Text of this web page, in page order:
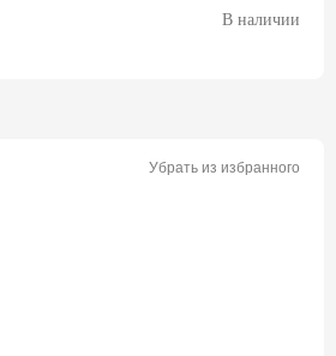
В наличии
Убрать из избранного